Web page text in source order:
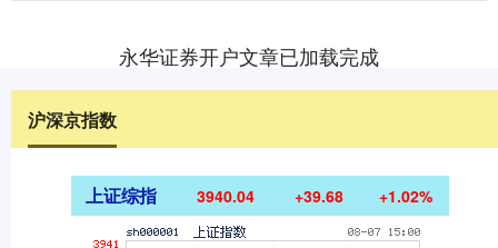
永华证券开户文章已加载完成
沪深京指数
上证综指 3940.04 +39.68 +1.02%